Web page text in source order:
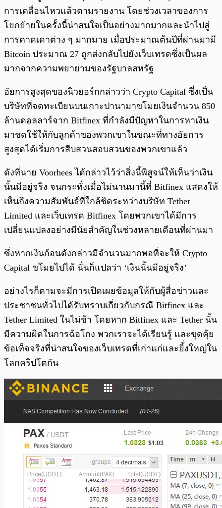
การเคลื่อนไหวแล้วตามรายงาน โดยช่วงเวลาของการ
โยกย้ายในครั้งนี้น่าสนใจเป็นอย่างมากมากและนำไปสู่
การคาดเดาต่าง ๆ มากมาย เมื่อประมาณต้นปีที่ผ่านมามี
Bitcoin ประมาณ 27 ถูกส่งกลับไปยังเว็บเทรดซึ่งเป็นผล
มากจากความพยายามของรัฐบาลสหรัฐ
อัยการสูงสุดของนิวยอร์กกล่าวว่า Crypto Capital ซึ่งเป็น
บริษัทที่จดทะเบียนบนเกาะปานามาขโมยเงินจำนวน 850
ล้านดอลลาร์จาก Bitfinex ที่กำลังมีปัญหาในการหาเงิน
มาชดใช้ให้กับลูกค้าของพวกเขาในขณะที่ทางอัยการ
สูงสุดได้เริ่มการสืบสวนสอบสวนของพวกเขาแล้ว
ดังที่นาย Voorhees ได้กล่าวไว้ว่าสิ่งนี้พิสูจน์ให้เห็นว่าเงิน
นั้นมีอยู่จริง จนกระทั่งเมื่อไม่นานมานี้ที่ Bitfinex แสดงให้
เห็นถึงความสัมพันธ์ที่ใกล้ชิดระหว่างบริษัท Tether
Limited และเว็บเทรด Bitfinex โดยพวกเขาได้มีการ
เปลี่ยนแปลงอย่างมีนัยสำคัญในช่วงหลายเดือนที่ผ่านมา
ซึ่งหากเงินก้อนดังกล่าวมีจำนวนมากพอที่จะให้ Crypto
Capital ขโมยไปได้ นั่นก็แปลว่า ‘เงินนั้นมีอยู่จริง’
อย่างไรก็ตามจะมีการเปิดเผยข้อมูลให้กับผู้สื่อข่าวและ
ประชาชนทั่วไปได้รับทราบเกี่ยวกับกรณี Bitfinex และ
Tether Limited ในไม่ช้า โดยหาก Bitfinex และ Tether นั้น
มีความผิดในการฉ้อโกง พวกเราจะได้เรียนรู้ และขุดคุ้ย
ข้อเท็จจริงที่น่าสนใจของเว็บเทรดที่เก่าแก่และยิ้่งใหญ่ใน
โลกคริปโตกัน